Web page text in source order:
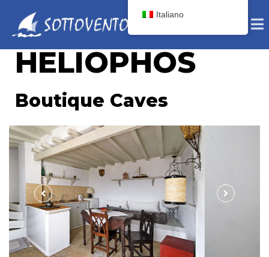
HELIOPHOS
Boutique Caves
Italiano